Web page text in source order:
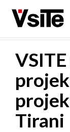
glavni
Tirani